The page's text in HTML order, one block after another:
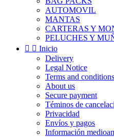
AUTOMOVIL
MANTAS
CARTERAS Y
PELUCHES Y
  Inicio
Delivery
Legal Notice
Terms and
About us
Secure payment
Téminos de
Privacidad
Envíos y pagos
Información